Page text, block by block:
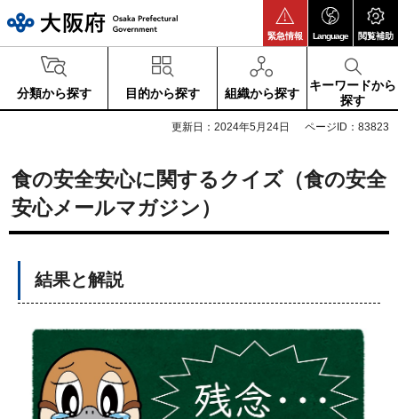
緊急情報 Language 閲覧補助
分類から探す 目的から探す 組織から探す
キーワードから
探す
更新日：2024年5月24日 ページID：83823
食の安全安心に関するクイズ（食の安全
安心メールマガジン）
結果と解説